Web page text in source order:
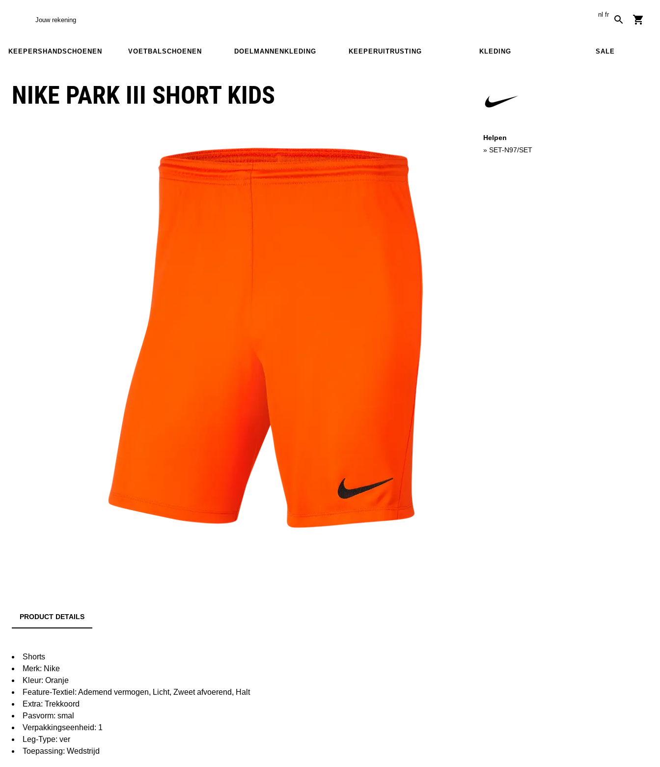
Jouw rekening
nl fr
KEEPERSHANDSCHOENEN VOETBALSCHOENEN DOELMANNENKLEDING KEEPERUITRUSTING KLEDING SALE
NIKE PARK III SHORT KIDS
Helpen
» SET-N97/SET
PRODUCT DETAILS
Shorts
Merk: Nike
Kleur: Oranje
Feature-Textiel: Ademend vermogen, Licht, Zweet afvoerend, Halt
Extra: Trekkoord
Pasvorm: smal
Verpakkingseenheid: 1
Leg-Type: ver
Toepassing: Wedstrijd